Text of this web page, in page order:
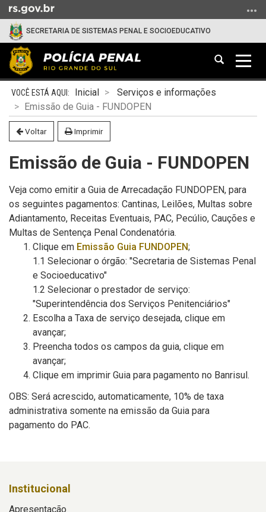
para
conteúdo
para
menu
para
busca
SECRETARIA DE SISTEMAS PENAL E SOCIOEDUCATIVO
Abrir
busca
Início
conteúdo
Inicial
Serviços e informações
Emissão de Guia - FUNDOPEN
Voltar Imprimir
Emissão de Guia - FUNDOPEN
Veja como emitir a Guia de Arrecadação FUNDOPEN, para
os seguintes pagamentos: Cantinas, Leilões, Multas sobre
Adiantamento, Receitas Eventuais, PAC, Pecúlio, Cauções e
Multas de Sentença Penal Condenatória.
Clique em Emissão Guia FUNDOPEN;
1.1 Selecionar o órgão: "Secretaria de Sistemas Penal
e Socioeducativo"
1.2 Selecionar o prestador de serviço:
"Superintendência dos Serviços Penitenciários"
Escolha a Taxa de serviço desejada, clique em
avançar;
Preencha todos os campos da guia, clique em
avançar;
Clique em imprimir Guia para pagamento no Banrisul.
OBS: Será acrescido, automaticamente, 10% de taxa
administrativa somente na emissão da Guia para
pagamento do PAC.
Institucional
Apresentação